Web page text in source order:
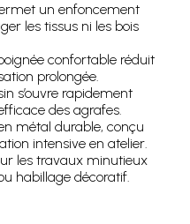
un enfoncement
les tissus ni les bois
confortable réduit
prolongée.
s’ouvre rapidement
des agrafes.
métal durable, conçu
intensive en atelier.
les travaux minutieux
habillage décoratif.